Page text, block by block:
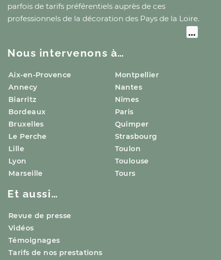
parfois de tarifs préférentiels auprès de ces
professionnels de la décoration des Pays de la Loire.
Nous intervenons à…
Aix-en-Provence
Annecy
Biarritz
Bordeaux
Bruxelles
Le Perche
Lille
Lyon
Marseille
Montpellier
Nantes
Nîmes
Paris
Quimper
Strasbourg
Toulon
Toulouse
Tours
Et aussi…
Revue de presse
Vidéos
Témoignages
Tarifs de nos prestations